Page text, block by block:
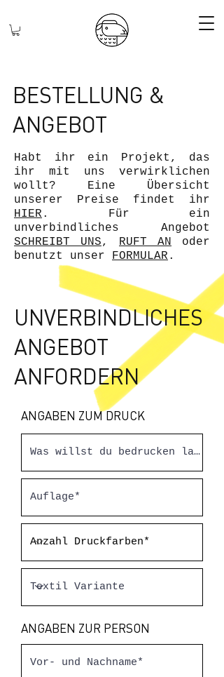
BESTELLUNG &
ANGEBOT
ANGABEN ZUM DRUCK
ANGABEN ZUR PERSON
UNVERBINDLICHES
ANGEBOT
ANFORDERN
Habt ihr ein Projekt, das
ihr mit uns verwirklichen
wollt? Eine Übersicht
unserer Preise findet ihr
HIER . Für ein
unverbindliches Angebot
SCHREIBT UNS, RUFT AN oder
benutzt unser FORMULAR .